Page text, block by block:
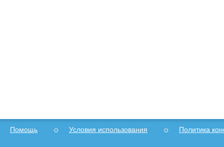
Помощь Условия использования Политика